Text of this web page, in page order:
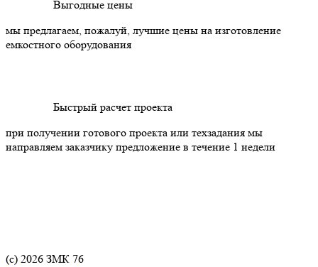
Выгодные цены
мы предлагаем, пожалуй, лучшие цены на изготовление
емкостного оборудования
Быстрый расчет проекта
при получении готового проекта или техзадания мы
направляем заказчику предложение в течение 1 недели
(с) 2026 ЗМК 76